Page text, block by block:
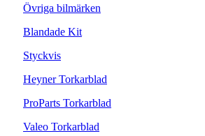
Övriga bilmärken
Blandade Kit
Styckvis
Heyner Torkarblad
ProParts Torkarblad
Valeo Torkarblad